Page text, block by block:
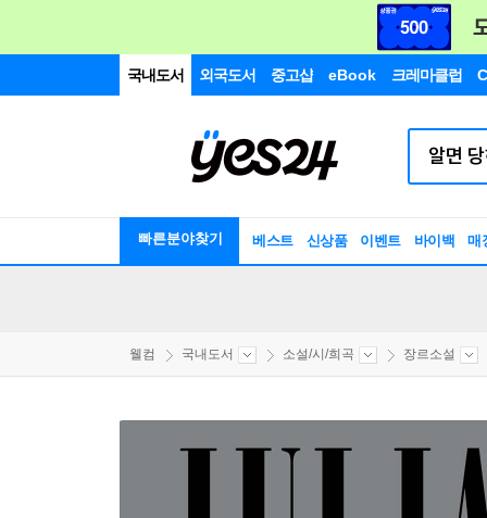
국내도서 외국도서 중고샵 eBook 크레마클럽
빠른분야찾기 베스트 신상품 이벤트 바이백 매
웰컴 국내도서 소설/시/희곡 장르소설